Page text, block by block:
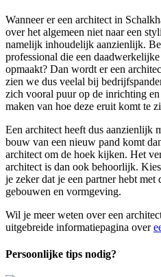
Wanneer er een architect in
over het algemeen niet naar een
namelijk inhoudelijk aanzienlijk.
professional die een
opmaakt? Dan wordt er een
zien we dus veelal bij
zich vooral puur op de inrichting
maken van hoe deze eruit komt te
Een architect heeft dus aanzienlijk
bouw van een nieuw pand komt
architect om de hoek kijken. Het
architect is dan ook behoorlijk.
je zeker dat je een partner hebt
gebouwen en vormgeving.
Wil je meer weten over een
uitgebreide informatiepagina over
Persoonlijke tips nodig?